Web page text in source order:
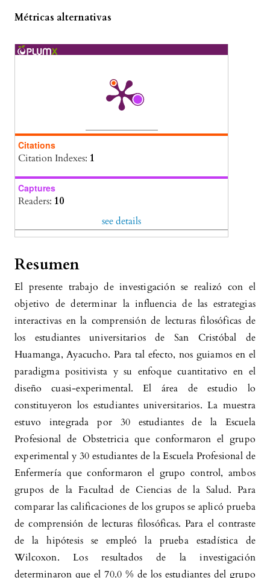
Carmita Marcela Carrillo Vargas, Narcisa de Jesús
Mena Garzón, Diego Rafael Muñoz Atiaga (2023)
Interactivity and intelligent learning of
institutional subjects: leadership and national
reality of students at Universidad de las
Tecnología - Serie de Conferencias, 2, 375.
10.56294/sctconf2023375
Métricas alternativas
Citations
Citation Indexes: 1
Captures
Readers: 10
see details
Resumen
El presente trabajo de investigación se realizó con el
objetivo de determinar la influencia de las estrategias
interactivas en la comprensión de lecturas filosóficas de
los estudiantes universitarios de San Cristóbal de
Huamanga, Ayacucho. Para tal efecto, nos guiamos en el
paradigma positivista y su enfoque cuantitativo en el
diseño cuasi-experimental. El área de estudio lo
constituyeron los estudiantes universitarios. La muestra
estuvo integrada por 30 estudiantes de la Escuela
Profesional de Obstetricia que conformaron el grupo
experimental y 30 estudiantes de la Escuela Profesional de
Enfermería que conformaron el grupo control, ambos
grupos de la Facultad de Ciencias de la Salud. Para
comparar las calificaciones de los grupos se aplicó prueba
de comprensión de lecturas filosóficas. Para el contraste
de la hipótesis se empleó la prueba estadística de
Wilcoxon. Los resultados de la investigación
determinaron que el 70.0 % de los estudiantes del grupo